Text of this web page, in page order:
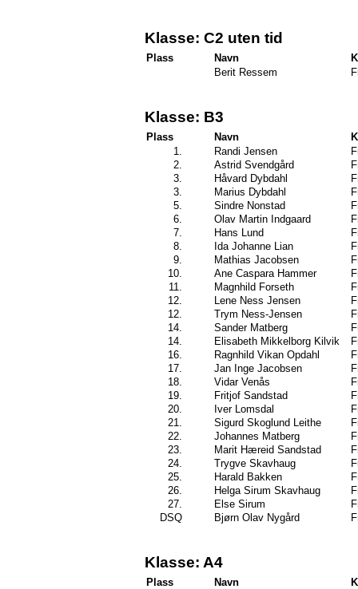
Klasse: C2 uten tid
Plass Navn
Berit Ressem
Klasse: B3
Plass Navn
1.
Randi Jensen
2.
Astrid Svendgård
3.
Håvard Dybdahl
3.
Marius Dybdahl
5.
Sindre Nonstad
6.
Olav Martin Indgaard
7.
Hans Lund
8.
Ida Johanne Lian
9.
Mathias Jacobsen
10.
Ane Caspara Hammer
11.
Magnhild Forseth
12.
Lene Ness Jensen
12.
Trym Ness-Jensen
14.
Sander Matberg
14.
Elisabeth Mikkelborg Kilvik
16.
Ragnhild Vikan Opdahl
17.
Jan Inge Jacobsen
18.
Vidar Venås
19.
Fritjof Sandstad
20.
Iver Lomsdal
21.
Sigurd Skoglund Leithe
22.
Johannes Matberg
23.
Marit Hæreid Sandstad
24.
Trygve Skavhaug
25.
Harald Bakken
26.
Helga Sirum Skavhaug
27.
Else Sirum
DSQ
Bjørn Olav Nygård
Klasse: A4
Plass Navn